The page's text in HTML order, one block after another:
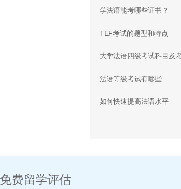
学法语能考哪些证书？
TEF考试的题型和特点
大学法语四级考试科目及
法语等级考试有哪些
如何快速提高法语水平
免费留学评估